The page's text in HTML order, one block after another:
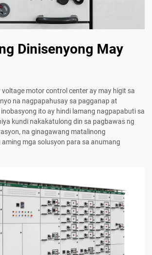
Dinisenyong May
motor control center ay may higit sa
na nagpapahusay sa pagganap at
ito ay hindi lamang nagpapabuti sa
kundi nakakatulong din sa pagbawas ng
na ginagawang matalinong
mga solusyon para sa anumang